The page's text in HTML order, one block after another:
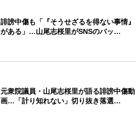
誹謗中傷も「『そうせざるを得ない事情』
がある」…山尾志桜里がSNSのバッ…
元衆院議員・山尾志桜里が語る誹謗中傷動
画…「計り知れない」切り抜き落選…